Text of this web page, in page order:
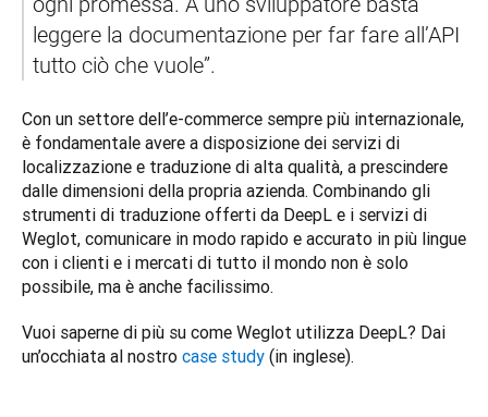
leggere la documentazione per far fare all’API
tutto ciò che vuole”.
Con un settore dell’e-commerce sempre più internazionale,
è fondamentale avere a disposizione dei servizi di
localizzazione e traduzione di alta qualità, a prescindere
dalle dimensioni della propria azienda. Combinando gli
strumenti di traduzione offerti da DeepL e i servizi di
Weglot, comunicare in modo rapido e accurato in più lingue
con i clienti e i mercati di tutto il mondo non è solo
possibile, ma è anche facilissimo.
Vuoi saperne di più su come Weglot utilizza DeepL? Dai
un’occhiata al nostro case study (in inglese).